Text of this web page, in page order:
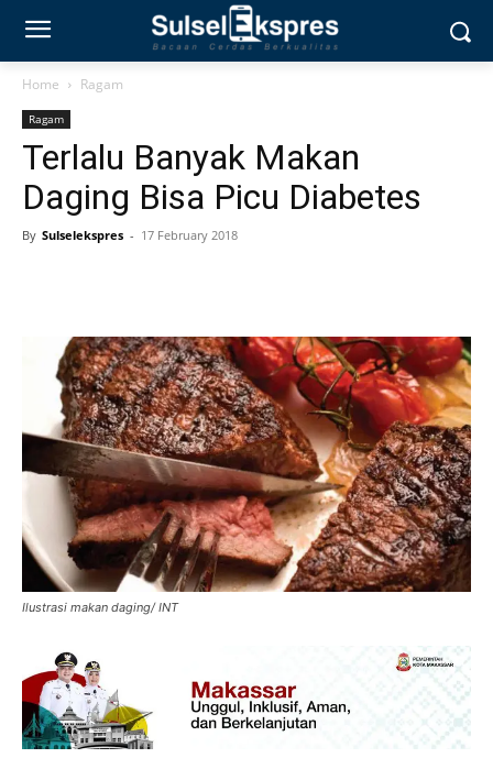
Home Ragam
Ragam
Terlalu Banyak Makan
Daging Bisa Picu Diabetes
By Sulselekspres - 17 February 2018
Ilustrasi makan daging/ INT